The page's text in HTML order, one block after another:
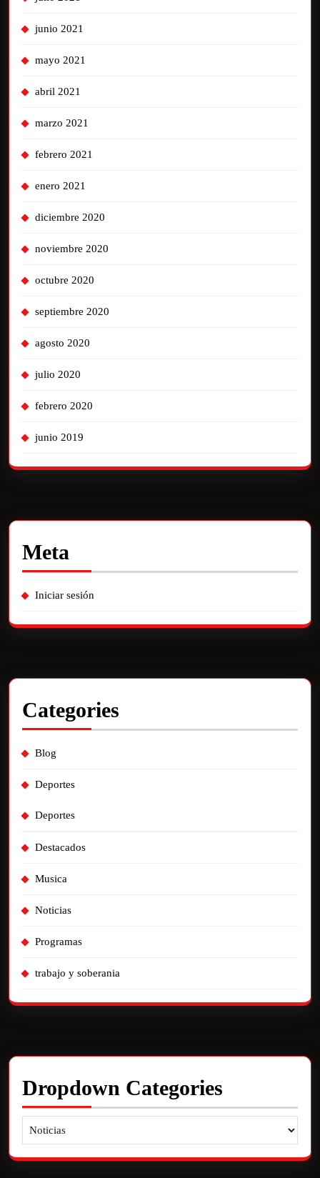
junio 2021
mayo 2021
abril 2021
marzo 2021
febrero 2021
enero 2021
diciembre 2020
noviembre 2020
octubre 2020
septiembre 2020
agosto 2020
julio 2020
febrero 2020
junio 2019
Meta
Iniciar sesión
Categories
Blog
Deportes
Deportes
Destacados
Musica
Noticias
Programas
trabajo y soberania
Dropdown Categories